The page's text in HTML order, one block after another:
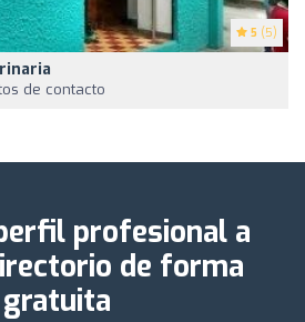
5 (5)
de contacto
profesional a
de forma
gratuita